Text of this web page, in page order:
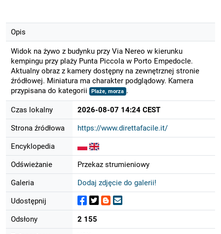
Opis
Widok na żywo z budynku przy Via Nereo w kierunku
kempingu przy plaży Punta Piccola w Porto Empedocle.
Aktualny obraz z kamery dostępny na zewnętrznej stronie
źródłowej. Miniatura ma charakter podglądowy. Kamera
przypisana do kategorii
Plaże, morza .
Czas lokalny 2026-08-07 14:24 CEST
Strona źródłowa https://www.direttafacile.it/
Encyklopedia
Odświeżanie Przekaz strumieniowy
Galeria Dodaj zdjęcie do galerii!
Udostępnij
Odsłony 2 155